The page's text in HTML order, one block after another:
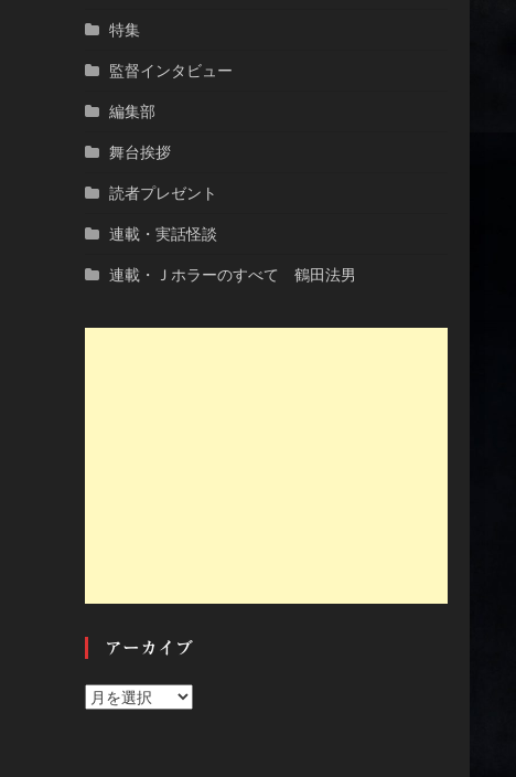
特集
監督インタビュー
編集部
舞台挨拶
読者プレゼント
連載・実話怪談
連載・Ｊホラーのすべて 鶴田法男
アーカイブ
ア